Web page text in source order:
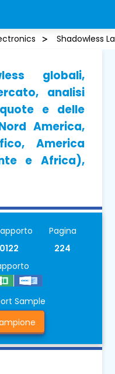
Shadowless
globali,
analisi
e delle
America,
America
e Africa),
Pagina
224
Sample